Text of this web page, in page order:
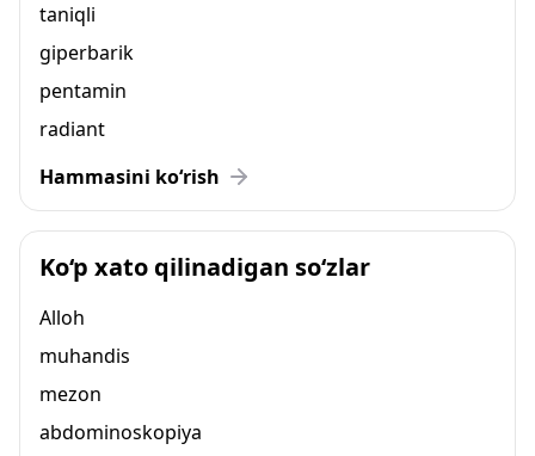
taniqli
giperbarik
pentamin
radiant
Hammasini ko‘rish
Ko‘p xato qilinadigan so‘zlar
Alloh
muhandis
mezon
abdominoskopiya